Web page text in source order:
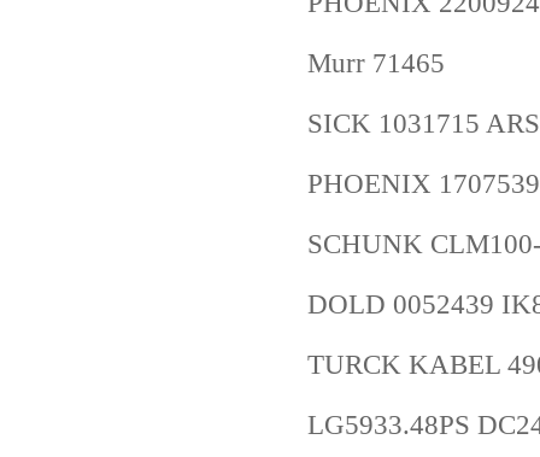
Murr 71465
SICK 1031715
PHOENIX 1707539
SCHUNK
DOLD 0052439
TURCK KABEL
LG5933.48PS